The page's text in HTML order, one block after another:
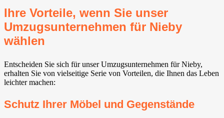
Ihre Vorteile, wenn Sie unser
Umzugsunternehmen für Nieby
wählen
Entscheiden Sie sich für unser Umzugsunternehmen für Nieby,
erhalten Sie von vielseitige Serie von Vorteilen, die Ihnen das Leben
leichter machen:
Schutz Ihrer Möbel und Gegenstände